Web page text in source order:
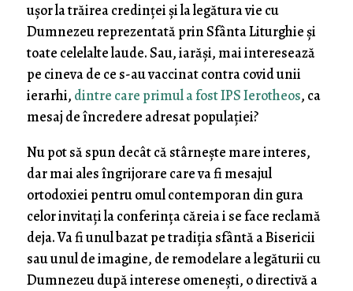
ușor la trăirea credinței și la legătura vie cu
Dumnezeu reprezentată prin Sfânta Liturghie și
toate celelalte laude. Sau, iarăși, mai interesează
pe cineva de ce s-au vaccinat contra covid unii
ierarhi, dintre care primul a fost IPS Ierotheos, ca
mesaj de încredere adresat populației?
Nu pot să spun decât că stârnește mare interes,
dar mai ales îngrijorare care va fi mesajul
ortodoxiei pentru omul contemporan din gura
celor invitați la conferința căreia i se face reclamă
deja. Va fi unul bazat pe tradiția sfântă a Bisericii
sau unul de imagine, de remodelare a legăturii cu
Dumnezeu după interese omenești, o directivă a